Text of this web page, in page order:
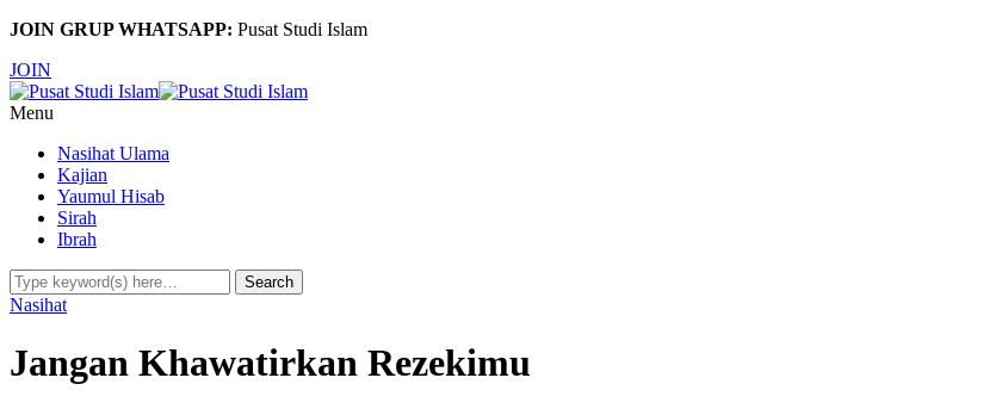
JOIN GRUP WHATSAPP: Pusat Studi Islam
JOIN
Menu
Nasihat Ulama
Kajian
Yaumul Hisab
Sirah
Ibrah
Nasihat
Jangan Khawatirkan Rezekimu